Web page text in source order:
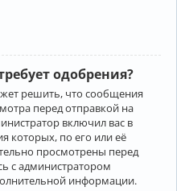
одобрения?
решить, что сообщения
перед отправкой на
включил вас в
которых, по его или её
просмотрены перед
с администратором
информации.